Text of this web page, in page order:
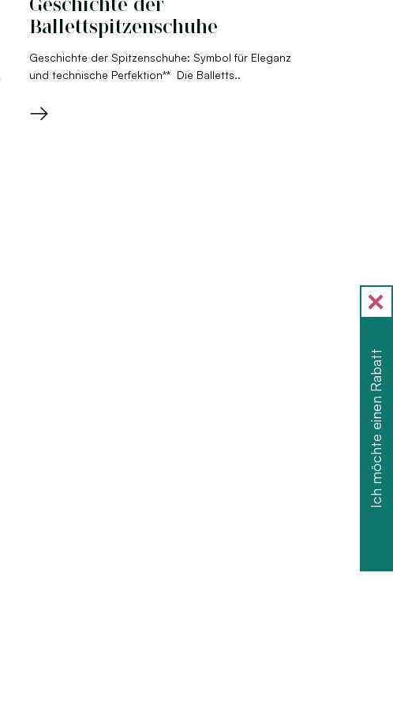
Ballettspitzenschuhe
Geschichte der Spitzenschuhe: Symbol für Eleganz
und technische Perfektion** Die Balletts..
→
Ich möchte einen Rabatt